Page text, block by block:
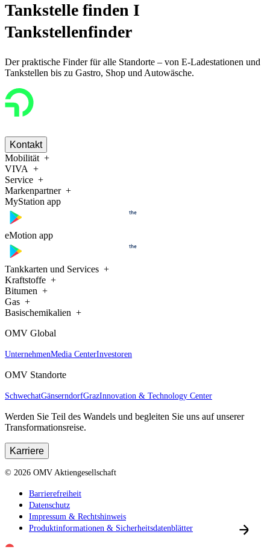
Tankstelle finden I
Tankstellenfinder
Der praktische Finder für alle Standorte – von E-Ladestationen und
Tankstellen bis zu Gastro, Shop und Autowäsche.
Kontakt
Mobilität
VIVA
Service
Markenpartner
MyStation app
eMotion app
Tankkarten und Services
Kraftstoffe
Bitumen
Gas
Basischemikalien
OMV Global
UnternehmenMedia CenterInvestoren
OMV Standorte
SchwechatGänserndorfGrazInnovation & Technology Center
Werden Sie Teil des Wandels und begleiten Sie uns auf unserer
Transformationsreise.
Karriere
© 2026 OMV Aktiengesellschaft
Barrierefreiheit
Datenschutz
Impressum & Rechtshinweis
Produktinformationen & Sicherheitsdatenblätter